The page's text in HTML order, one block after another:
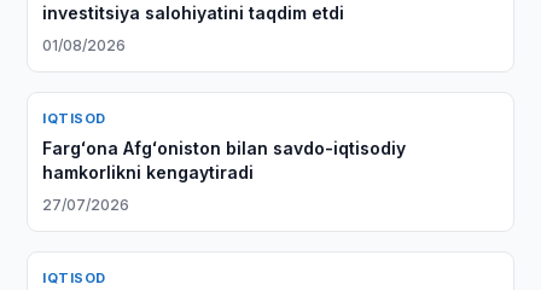
investitsiya salohiyatini taqdim etdi
01/08/2026
IQTISOD
Fargʻona Afgʻoniston bilan savdo-iqtisodiy
hamkorlikni kengaytiradi
27/07/2026
IQTISOD